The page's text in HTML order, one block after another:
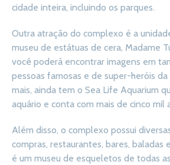
cidade inteira, incluindo os parques.
Outra atração do complexo é a
museu de estátuas de cera, Madame
você poderá encontrar imagens em
pessoas famosas e de super-heróis
mais, ainda tem o Sea Life Aquarium
aquário e conta com mais de cinco mil
Além disso, o complexo possui
compras, restaurantes, bares, baladas
é um museu de esqueletos de todas